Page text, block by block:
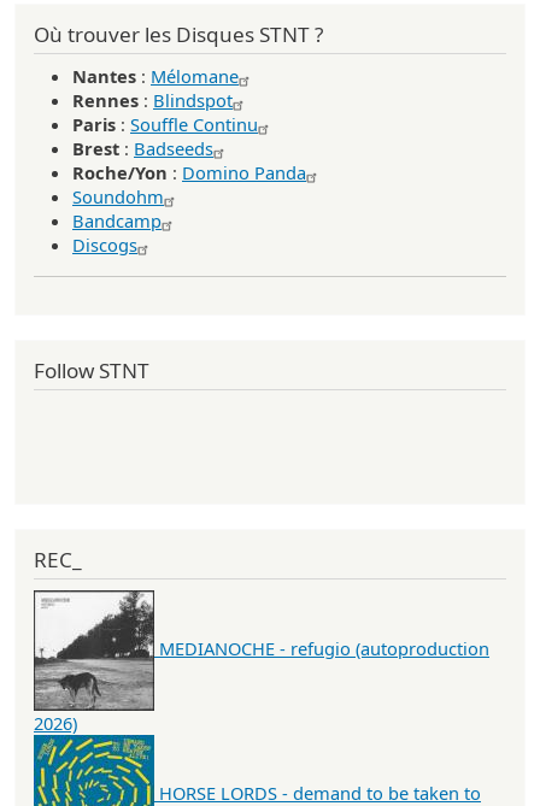
Où trouver les Disques STNT ?
Nantes : Mélomane
Rennes : Blindspot
Paris : Souffle Continu
Brest : Badseeds
Roche/Yon : Domino Panda
Soundohm
Bandcamp
Discogs
Follow STNT
REC_
MEDIANOCHE - refugio (autoproduction
2026)
HORSE LORDS - demand to be taken to